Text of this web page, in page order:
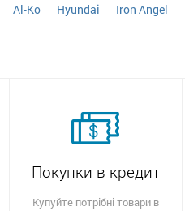
Al-Ko Hyundai Iron Angel
Покупки в кредит
Купуйте потрібні товари в